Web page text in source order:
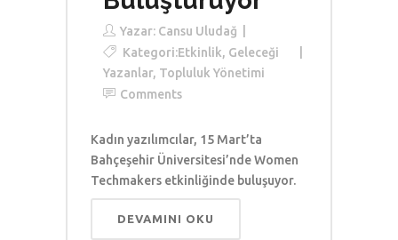
Yazar: Cansu Uludağ
Kategori:Etkinlik, Geleceği
Yazanlar, Topluluk Yönetimi
Comments
Kadın yazılımcılar, 15 Mart’ta
Bahçeşehir Üniversitesi’nde Women
Techmakers etkinliğinde buluşuyor.
DEVAMINI OKU